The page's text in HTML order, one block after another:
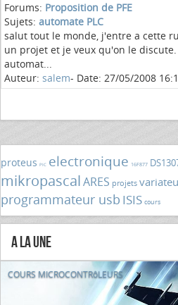
Forums: Proposition de PFE
Sujets: automate PLC
salut tout le monde, j'entre a cette
un projet et je veux qu'on le
automat...
Auteur: salem- Date: 27/05/2008
proteus PIC electronique 16F877
mikropascalARES projets
programmateur usb ISIS cours
A la Une
COURS MICROCONTRôLEURS